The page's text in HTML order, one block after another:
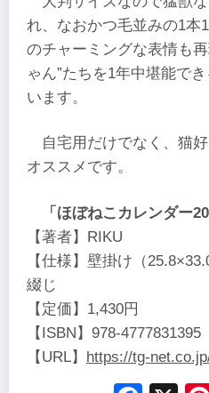
れ、なおかつ毛並みの1本
のチャーミングな表情も
ゃん”たちを1年中堪能で
います。
自宅用だけでなく、猫
オススメです。
「ほぼねこカレンダー
【著者】RIKU
【仕様】壁掛け（
綴じ
【定価】1,430円
【ISBN】978-4777831395
【URL】 https://tg-